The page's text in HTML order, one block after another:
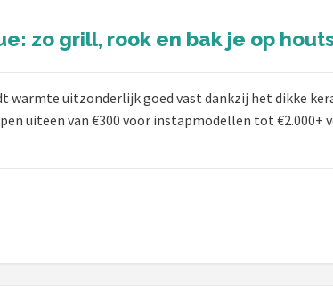
zo grill, rook en bak je op
warmte uitzonderlijk goed vast dankzij het dikke
uiteen van €300 voor instapmodellen tot €2.000+